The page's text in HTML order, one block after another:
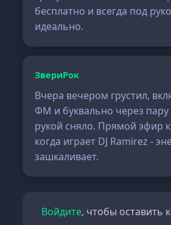
бесплатно и всегда под
идеально.
ЗвериРок
Вчера вечером грустил,
ФМ и буквально через пару
рукой сняло. Прямой эфир
когда играет DJ Ramirez -
зашкаливает.
Войдите, чтобы оставить